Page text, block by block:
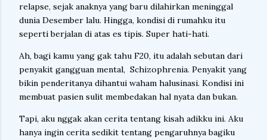
relapse, sejak anaknya yang baru dilahirkan meninggal
dunia Desember lalu. Hingga, kondisi di rumahku itu
seperti berjalan di atas es tipis. Super hati-hati.
Ah, bagi kamu yang gak tahu F20, itu adalah sebutan dari
penyakit gangguan mental, Schizophrenia. Penyakit yang
bikin penderitanya dihantui waham halusinasi. Kondisi ini
membuat pasien sulit membedakan hal nyata dan bukan.
Tapi, aku nggak akan cerita tentang kisah adikku ini. Aku
hanya ingin cerita sedikit tentang pengaruhnya bagiku